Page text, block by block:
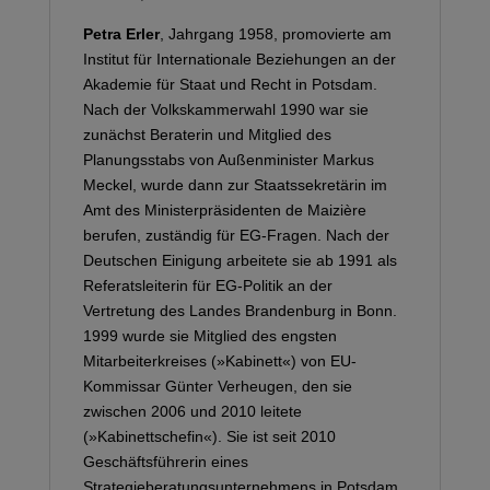
Petra Erler, Jahrgang 1958, promovierte am
Institut für Internationale Beziehungen an der
Akademie für Staat und Recht in Potsdam.
Nach der Volkskammerwahl 1990 war sie
zunächst Beraterin und Mitglied des
Planungsstabs von Außenminister Markus
Meckel, wurde dann zur Staatssekretärin im
Amt des Ministerpräsidenten de Maizière
berufen, zuständig für EG-Fragen. Nach der
Deutschen Einigung arbeitete sie ab 1991 als
Referatsleiterin für EG-Politik an der
Vertretung des Landes Brandenburg in Bonn.
1999 wurde sie Mitglied des engsten
Mitarbeiterkreises (»Kabinett«) von EU-
Kommissar Günter Verheugen, den sie
zwischen 2006 und 2010 leitete
(»Kabinettschefin«). Sie ist seit 2010
Geschäftsführerin eines